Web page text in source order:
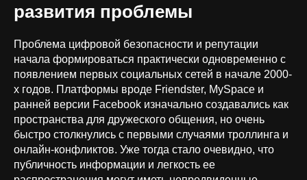
развития проблемы
Проблема цифровой безопасности и репутации
начала формироваться практически одновременно с
появлением первых социальных сетей в начале 2000-
х годов. Платформы вроде Friendster, MySpace и
ранней версии Facebook изначально создавались как
пространства для дружеского общения, но очень
быстро столкнулись с первыми случаями троллинга и
онлайн-конфликтов. Уже тогда стало очевидно, что
публичность информации и легкость ее